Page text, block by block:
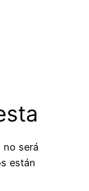
no será
están